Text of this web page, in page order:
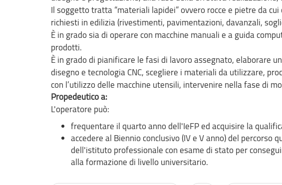
Il soggetto tratta “materiali lapidei” ovvero rocce e pietre da
richiesti in edilizia (rivestimenti, pavimentazioni, davanzali,
È in grado sia di operare con macchine manuali e a guida
prodotti.
È in grado di pianificare le fasi di lavoro assegnato, elaborare
disegno e tecnologia CNC, scegliere i materiali da utilizzare,
con l’utilizzo delle macchine utensili, intervenire nella fase di
Propedeutico a:
L'operatore può:
frequentare il quarto anno dell'IeFP ed acquisire la
accedere al Biennio conclusivo (IV e V anno) del percorso
dell'istituto professionale con esame di stato per
alla formazione di livello universitario.